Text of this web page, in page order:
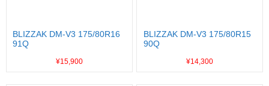
BLIZZAK DM-V3 175/80R16
91Q
¥15,900
BLIZZAK DM-V3 175/80R15
90Q
¥14,300